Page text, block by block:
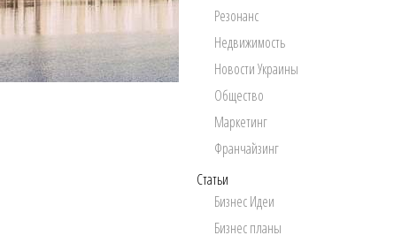
Резонанс
Недвижимость
Новости Украины
Общество
Маркетинг
Франчайзинг
Статьи
Бизнес Идеи
Бизнес планы